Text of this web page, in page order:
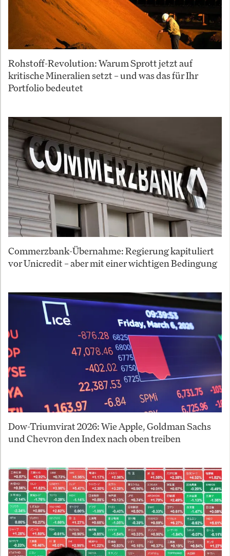
Rohstoff-Revolution: Warum Sprott jetzt auf
kritische Mineralien setzt – und was das für Ihr
Portfolio bedeutet
Commerzbank-Übernahme: Regierung kapituliert
vor Unicredit – aber mit einer wichtigen Bedingung
Dow-Triumvirat 2026: Wie Apple, Goldman Sachs
und Chevron den Index nach oben treiben